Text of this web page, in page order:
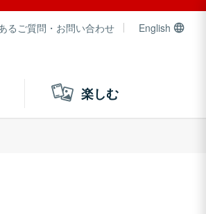
るご質問・お問い合わせ English
楽しむ